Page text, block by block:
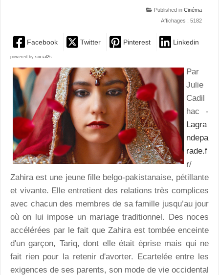
Published in Cinéma
Affichages : 5182
Facebook Twitter Pinterest Linkedin
powered by social2s
Par
Julie
Cadil
hac -
Lagra
ndepa
rade.f
r/
Zahira est une jeune fille belgo-pakistanaise, pétillante
et vivante. Elle entretient des relations très complices
avec chacun des membres de sa famille jusqu’au jour
où on lui impose un mariage traditionnel. Des noces
accélérées par le fait que Zahira est tombée enceinte
d'un garçon, Tariq, dont elle était éprise mais qui ne
fait rien pour la retenir d'avorter. Ecartelée entre les
exigences de ses parents, son mode de vie occidental